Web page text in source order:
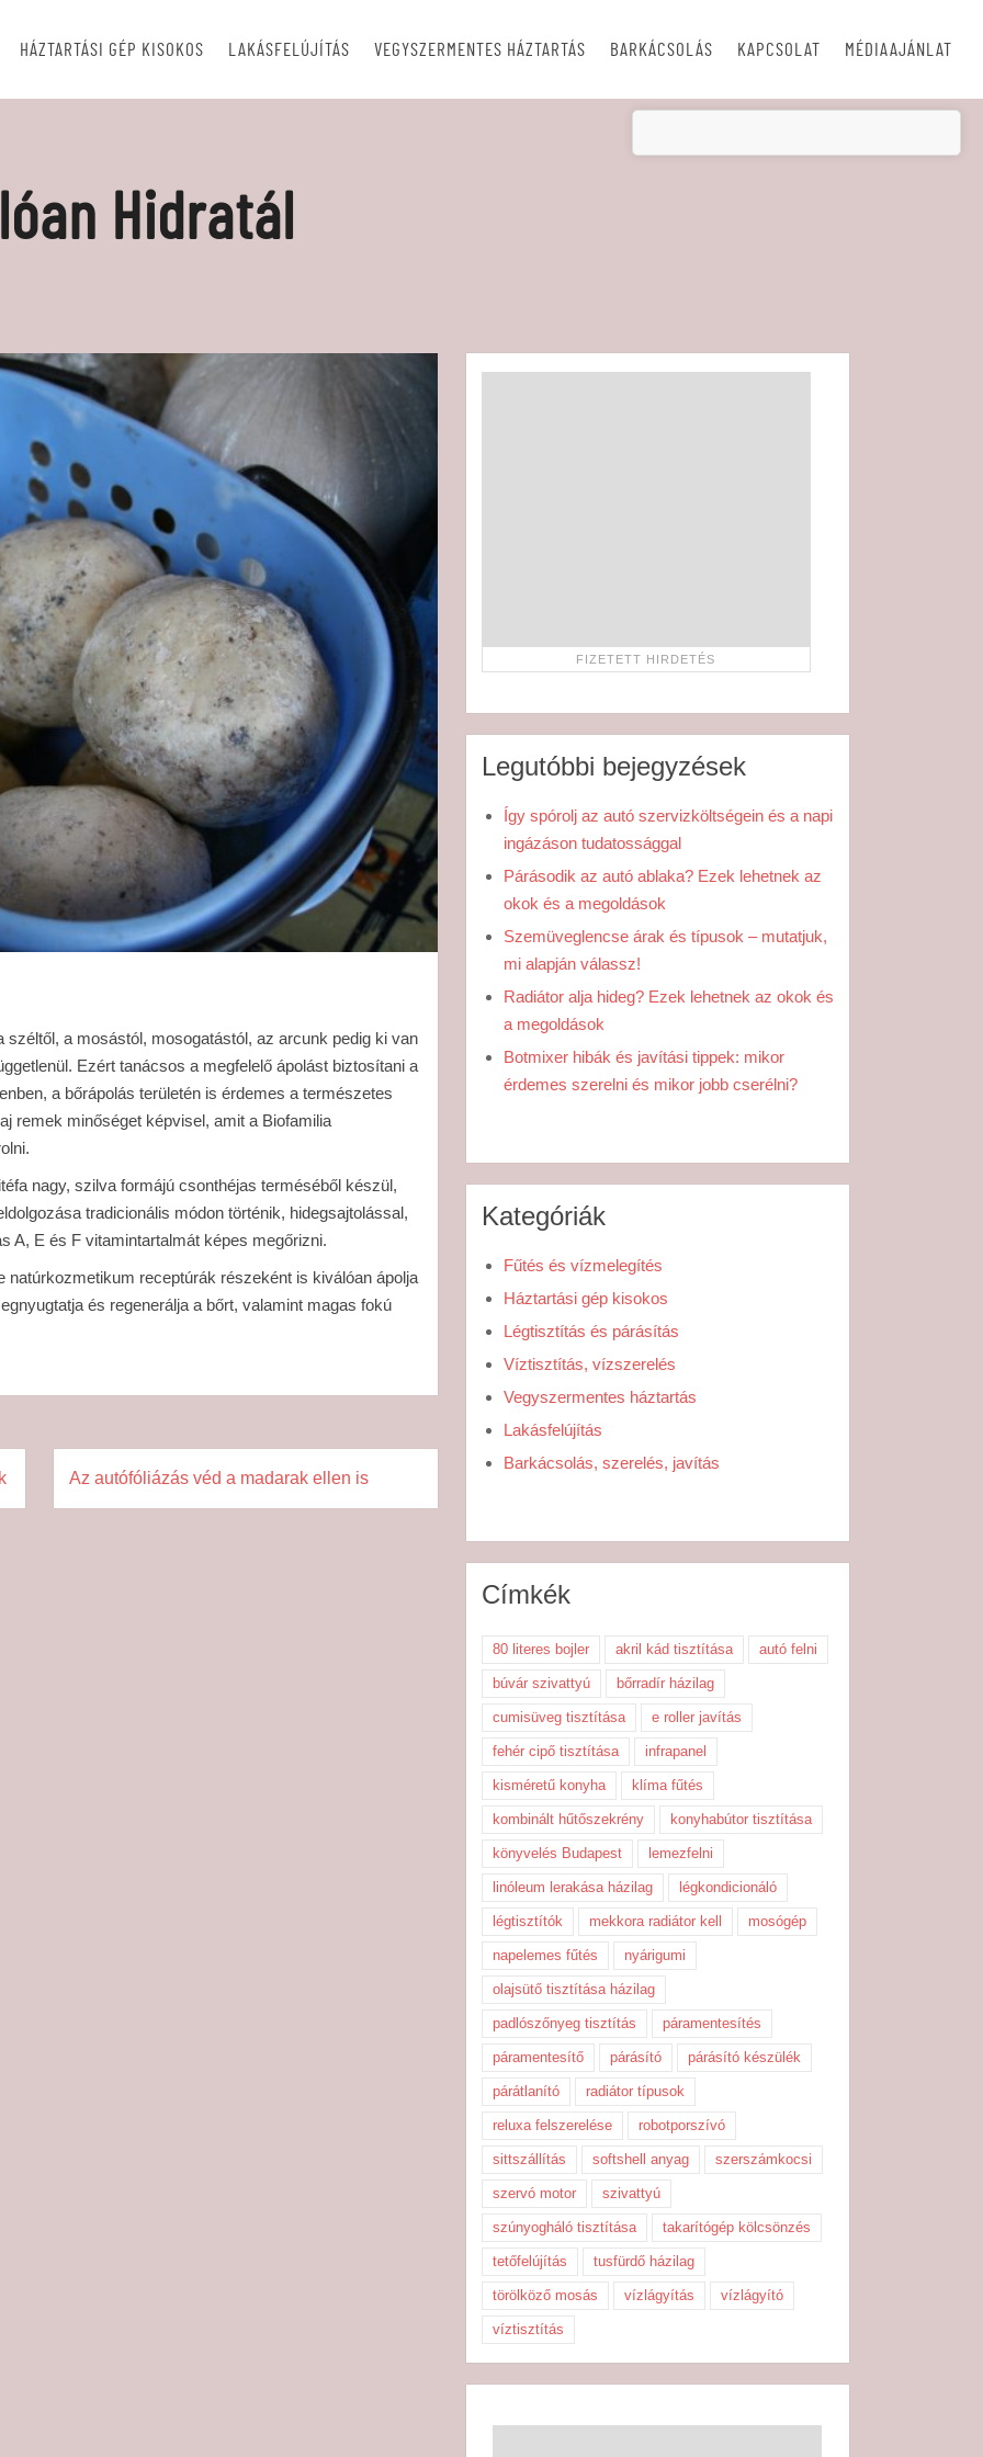
HÁZTARTÁSI GÉP KISOKOS LAKÁSFELÚJÍTÁS VEGYSZERMENTES HÁZTARTÁS BARKÁCSOLÁS KAPCSOLAT MÉDIAAJÁNLAT
Hidratál
a mosástól, mosogatástól, az arcunk pedig ki van
Ezért tanácsos a megfelelő ápolást biztosítani a
a bőrápolás területén is érdemes a természetes
remek minőséget képvisel, amit a Biofamilia
nagy, szilva formájú csonthéjas terméséből készül,
tradicionális módon történik, hidegsajtolással,
A, E és F vitamintartalmát képes megőrizni.
natúrkozmetikum receptúrák részeként is kiválóan ápolja
és regenerálja a bőrt, valamint magas fokú
Az autófóliázás véd a madarak ellen is
Legutóbbi bejegyzések
Így spórolj az autó szervizköltségein és a napi
ingázáson tudatossággal
Párásodik az autó ablaka? Ezek lehetnek az
okok és a megoldások
Szemüveglencse árak és típusok – mutatjuk,
mi alapján válassz!
Radiátor alja hideg? Ezek lehetnek az okok és
a megoldások
Botmixer hibák és javítási tippek: mikor
érdemes szerelni és mikor jobb cserélni?
Kategóriák
Fűtés és vízmelegítés
Háztartási gép kisokos
Légtisztítás és párásítás
Víztisztítás, vízszerelés
Vegyszermentes háztartás
Lakásfelújítás
Barkácsolás, szerelés, javítás
Címkék
80 literes bojler akril kád tisztítása autó felni
búvár szivattyú bőrradír házilag
cumisüveg tisztítása e roller javítás
fehér cipő tisztítása infrapanel
kisméretű konyha klíma fűtés
kombinált hűtőszekrény konyhabútor tisztítása
könyvelés Budapest lemezfelni
linóleum lerakása házilag légkondicionáló
légtisztítók mekkora radiátor kell mosógép
napelemes fűtés nyárigumi
olajsütő tisztítása házilag
padlószőnyeg tisztítás páramentesítés
páramentesítő párásító párásító készülék
párátlanító radiátor típusok
reluxa felszerelése robotporszívó
sittszállítás softshell anyag szerszámkocsi
szervó motor szivattyú
szúnyogháló tisztítása takarítógép kölcsönzés
tetőfelújítás tusfürdő házilag
törölköző mosás vízlágyítás vízlágyító
víztisztítás